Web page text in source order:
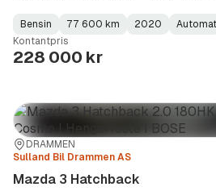
Fuel
Type:
Bensin
Kilometerstand :
77 600 km
Model
Year:
2020
Gearbox
Type:
Automat
Kontantpris
228 000 kr
Sted:
DRAMMEN
Forhandler:
Sulland Bil Drammen AS
Mazda 3 Hatchback